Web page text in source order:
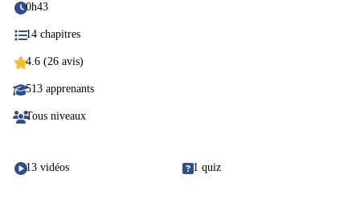
0h43
14 chapitres
4.6 (26 avis)
513 apprenants
Tous niveaux
13 vidéos 1 quiz